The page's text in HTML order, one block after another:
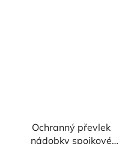
Ochranný převlek
nádobky spojkové